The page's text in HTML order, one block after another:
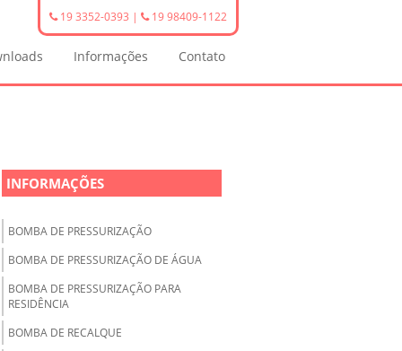
Informações Contato
19 3352-0393 | 19 98409-1122
INFORMAÇÕES
BOMBA DE PRESSURIZAÇÃO
BOMBA DE PRESSURIZAÇÃO DE ÁGUA
BOMBA DE PRESSURIZAÇÃO PARA
RESIDÊNCIA
BOMBA DE RECALQUE